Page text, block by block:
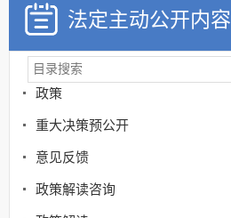
法定主动公开内容
政策
重大决策预公开
意见反馈
政策解读咨询